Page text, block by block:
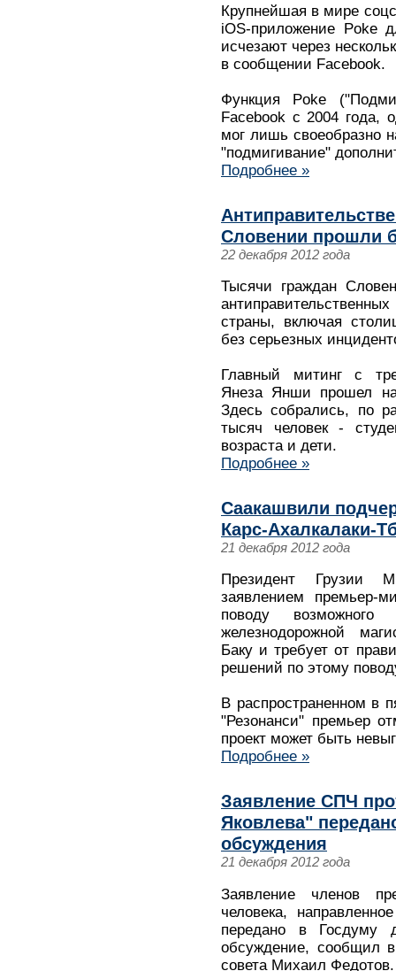
Крупнейшая в мире
iOS-приложение Poke
исчезают через
в сообщении Facebook.
Функция Poke
Facebook с 2004 года,
мог лишь своеобразно
"подмигивание"
Подробнее »
Словении прошли
22 декабря 2012 года
Тысячи граждан
страны, включая
без серьезных
Главный митинг с
Янеза Янши прошел
Здесь собрались, по
тысяч человек -
возраста и дети.
Подробнее »
Саакашвили
Карс-Ахалкалаки-
21 декабря 2012 года
Президент Грузии
заявлением премьер-
поводу возможного
железнодорожной
Баку и требует от
решений по этому
В распространенном в
"Резонанси" премьер
проект может быть
Подробнее »
Заявление СПЧ
Яковлева"
обсуждения
21 декабря 2012 года
Заявление членов
человека,
передано в Госдуму
обсуждение, сообщил
совета Михаил Федотов.